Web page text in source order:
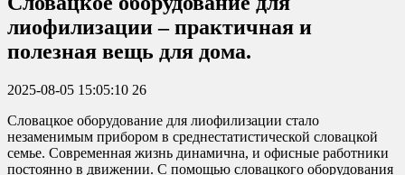
лиофилизации – практичная и
полезная вещь для дома.
2025-08-05 15:05:10 26
Словацкое оборудование для лиофилизации стало
незаменимым прибором в среднестатистической словацкой
семье. Современная жизнь динамична, и офисные работники
постоянно в движении. С помощью словацкого оборудования